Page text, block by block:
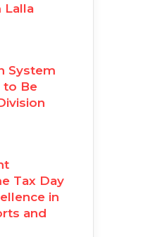
Lalla
System
to Be
Tax Day
in
and